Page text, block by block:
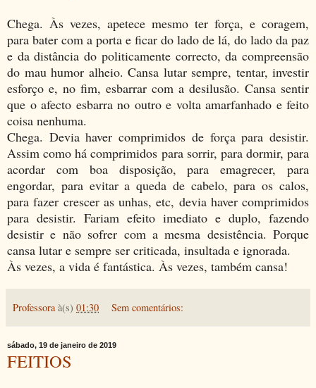
Chega. Às vezes, apetece mesmo ter força, e coragem,
para bater com a porta e ficar do lado de lá, do lado da paz
e da distância do politicamente correcto, da compreensão
do mau humor alheio. Cansa lutar sempre, tentar, investir
esforço e, no fim, esbarrar com a desilusão. Cansa sentir
que o afecto esbarra no outro e volta amarfanhado e feito
coisa nenhuma.
Chega. Devia haver comprimidos de força para desistir.
Assim como há comprimidos para sorrir, para dormir, para
acordar com boa disposição, para emagrecer, para
engordar, para evitar a queda de cabelo, para os calos,
para fazer crescer as unhas, etc, devia haver comprimidos
para desistir. Fariam efeito imediato e duplo, fazendo
desistir e não sofrer com a mesma desistência. Porque
cansa lutar e sempre ser criticada, insultada e ignorada.
Às vezes, a vida é fantástica. Às vezes, também cansa!
Professora à(s) 01:30 Sem comentários:
sábado, 19 de janeiro de 2019
FEITIOS